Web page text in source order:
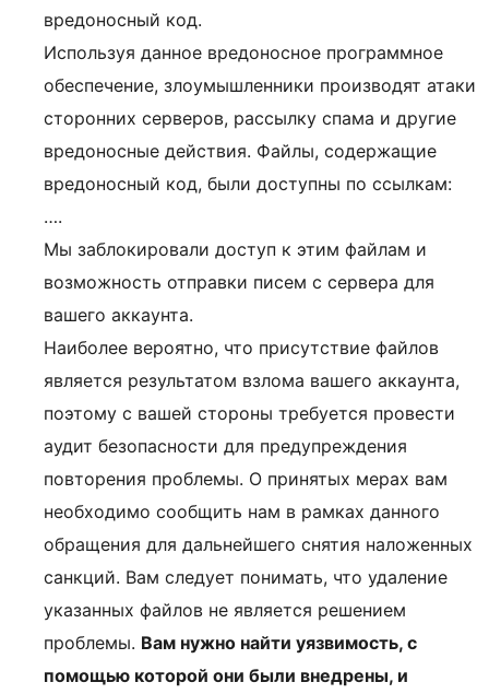
вредоносный код.
Используя данное вредоносное программное
обеспечение, злоумышленники производят атаки
сторонних серверов, рассылку спама и другие
вредоносные действия. Файлы, содержащие
вредоносный код, были доступны по ссылкам:
….
Мы заблокировали доступ к этим файлам и
возможность отправки писем с сервера для
вашего аккаунта.
Наиболее вероятно, что присутствие файлов
является результатом взлома вашего аккаунта,
поэтому с вашей стороны требуется провести
аудит безопасности для предупреждения
повторения проблемы. О принятых мерах вам
необходимо сообщить нам в рамках данного
обращения для дальнейшего снятия наложенных
санкций. Вам следует понимать, что удаление
указанных файлов не является решением
проблемы. Вам нужно найти уязвимость, с
помощью которой они были внедрены, и